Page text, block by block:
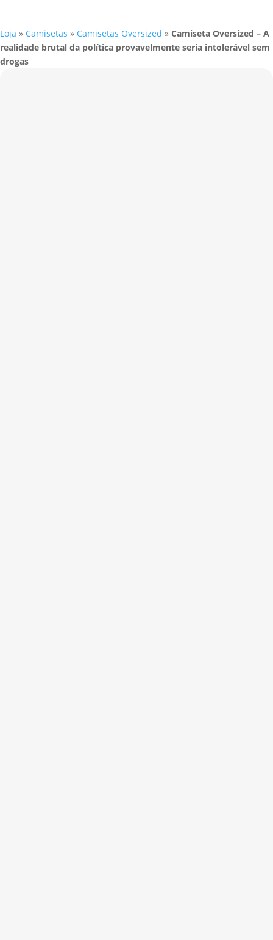
Loja » Camisetas » Camisetas Oversized » Camiseta Oversized – A
realidade brutal da política provavelmente seria intolerável sem
drogas